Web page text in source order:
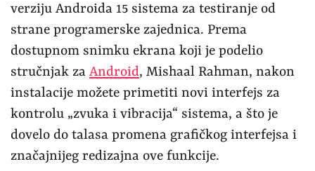
verziju Androida 15 sistema za testiranje od
strane programerske zajednica. Prema
dostupnom snimku ekrana koji je podelio
stručnjak za Android, Mishaal Rahman, nakon
instalacije možete primetiti novi interfejs za
kontrolu „zvuka i vibracija“ sistema, a što je
dovelo do talasa promena grafičkog interfejsa i
značajnijeg redizajna ove funkcije.